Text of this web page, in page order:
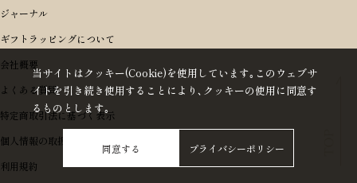
リュックサック・デイパック・バックパック
ショルダーバッグ
ボディバッグ・ウエストバッグ
長財布
二つ折り財布
三つ折り財布
コインケース・小銭入れ
m＋ エムピウ
PORTER 吉田カバン ポーター
BRIEFING ブリーフィング
Dakota ダコタ
CLEDRAN クレドラン
aniary アニアリ
CIE シー
オリジナルランドセル
女の子ランドセル
男の子ランドセル
ランドセル小物・その他
レッド
ピンク
パープル(ラベンダー)
価格から選ぶ
〜49,999円
50,000円〜59,999円
60,000円〜69,999円
70,000円〜79,999円
80,000円〜
アイテムから選ぶ
キャディバッグ
ヘッドカバー
ゴルフ小物
ゴルフウェア/アクセサリー
ブランドから選ぶ
BRIEFING ブリーフィング
master-piece マスターピース
JONES ジョーンズ
木の庄帆布
シーンから探す
誕生日
結婚祝い
出産祝い
入学・進学祝い
成人祝い
就職・栄転祝い
性別・年齢から探す
男性向け
女性向け
10代
20代
30代
予算から探す
〜4,999円
5,000円〜9,999円
10,000円〜19,999円
20,000円〜29,999円
ジャーナル
ギフトラッピングについて
会社概要
よくある質問
特定商取引法に基づく表示
個人情報の取扱い(プライバシーポリシー)
利用規約
当サイトはクッキー(Cookie)を使用しています｡このウェブサ
イトを引き続き使用することにより､クッキーの使用に同意す
るものとします｡
同意する プライバシーポリシー